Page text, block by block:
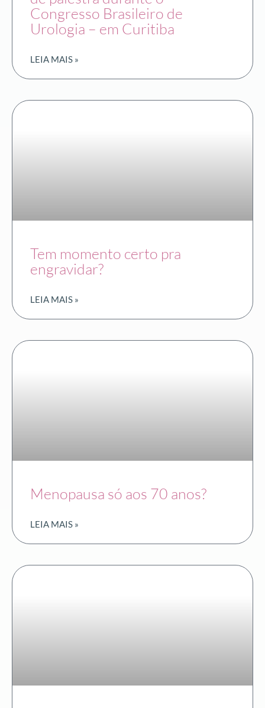
Congresso Brasileiro de
Urologia – em Curitiba
LEIA MAIS »
Tem momento certo pra
engravidar?
LEIA MAIS »
Menopausa só aos 70 anos?
LEIA MAIS »